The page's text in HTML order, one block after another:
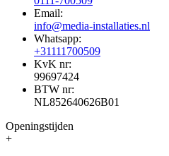
Email:
info@media-installaties.nl
Whatsapp:
+31111700509
KvK nr:
99697424
BTW nr:
NL852640626B01
Openingstijden
+